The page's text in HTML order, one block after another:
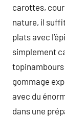
carottes,
nature, il
plats avec
simplement
topinambours
gommage
avec du
dans une